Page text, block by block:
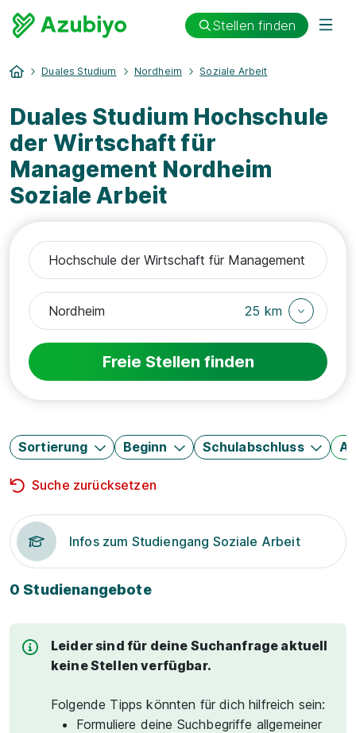
Stellen finden
Duales Studium Nordheim Soziale Arbeit
Duales Studium Hochschule
der Wirtschaft für
Management Nordheim
Soziale Arbeit
25 km
Freie Stellen finden
Sortierung Beginn Schulabschluss
Suche zurücksetzen
Infos zum Studiengang Soziale Arbeit
0 Studienangebote
Leider sind für deine Suchanfrage aktuell
keine Stellen verfügbar.
Folgende Tipps könnten für dich hilfreich sein:
Formuliere deine Suchbegriffe allgemeiner